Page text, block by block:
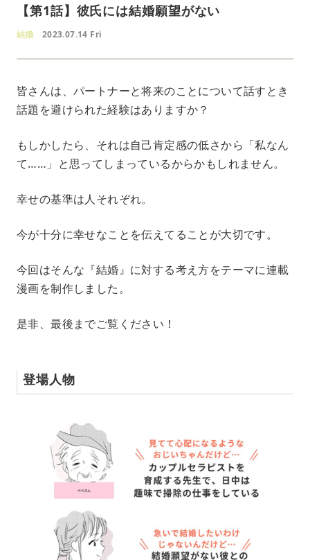
【第1話】彼氏には結婚願望がない
結婚 2023.07.14 Fri
皆さんは、パートナーと将来のことについて話すとき
話題を避けられた経験はありますか？
もしかしたら、それは自己肯定感の低さから「私なん
て……」と思ってしまっているからかもしれません。
幸せの基準は人それぞれ。
今が十分に幸せなことを伝えてることが大切です。
今回はそんな『結婚』に対する考え方をテーマに連載
漫画を制作しました。
是非、最後までご覧ください！
登場人物